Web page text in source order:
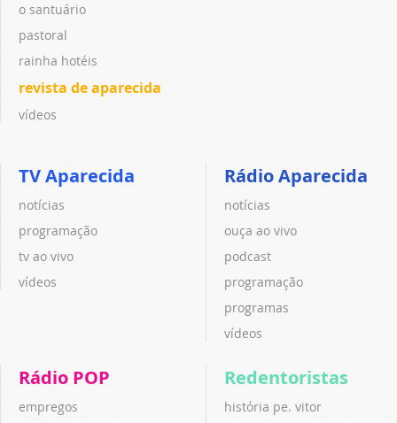
o santuário
pastoral
rainha hotéis
revista de aparecida
vídeos
TV Aparecida
notícias
programação
tv ao vivo
vídeos
Rádio Aparecida
notícias
ouça ao vivo
podcast
programação
programas
vídeos
Rádio POP
empregos
Redentoristas
história pe. vitor